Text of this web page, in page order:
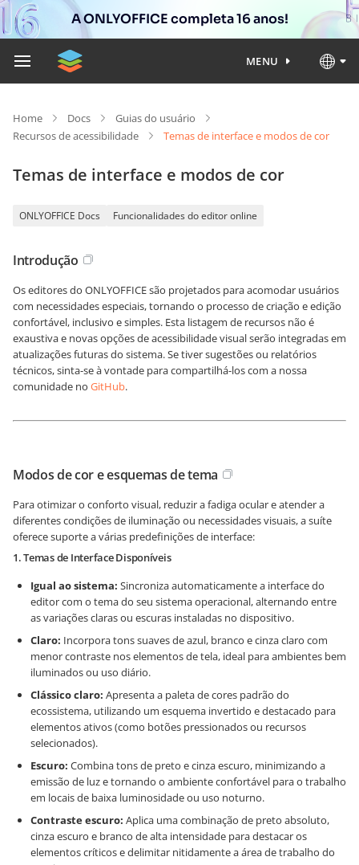
A ONLYOFFICE completa 16 anos!
MENU
Home Docs
Guias do usuário
Recursos de acessibilidade
Temas de interface e modos de cor
Temas de interface e modos de cor
ONLYOFFICE Docs Funcionalidades do editor online
Introdução
Os editores do ONLYOFFICE são projetados para acomodar usuários
com necessidades especiais, tornando o processo de criação e edição
confortável, inclusivo e simples. Esta listagem de recursos não é
exaustiva e novas opções de acessibilidade visual serão integradas em
atualizações futuras do sistema. Se tiver sugestões ou relatórios
técnicos, sinta-se à vontade para compartilhá-los com a nossa
comunidade no GitHub.
Modos de cor e esquemas de tema
Para otimizar o conforto visual, reduzir a fadiga ocular e atender a
diferentes condições de iluminação ou necessidades visuais, a suíte
oferece suporte a várias predefinições de interface:
1. Temas de Interface Disponíveis
Igual ao sistema: Sincroniza automaticamente a interface do
editor com o tema do seu sistema operacional, alternando entre
as variações claras ou escuras instaladas no dispositivo.
Claro: Incorpora tons suaves de azul, branco e cinza claro com
menor contraste nos elementos de tela, ideal para ambientes bem
iluminados ou uso diário.
Clássico claro: Apresenta a paleta de cores padrão do
ecossistema, utilizando um esquema invertido e destacado para
elementos ativos (como botões pressionados ou recursos
selecionados).
Escuro: Combina tons de preto e cinza escuro, minimizando a
emissão de luz e tornando o ambiente confortável para o trabalho
em locais de baixa luminosidade ou uso noturno.
Contraste escuro: Aplica uma combinação de preto absoluto,
cinza escuro e branco de alta intensidade para destacar os
elementos críticos e delimitar nitidamente a área de trabalho do